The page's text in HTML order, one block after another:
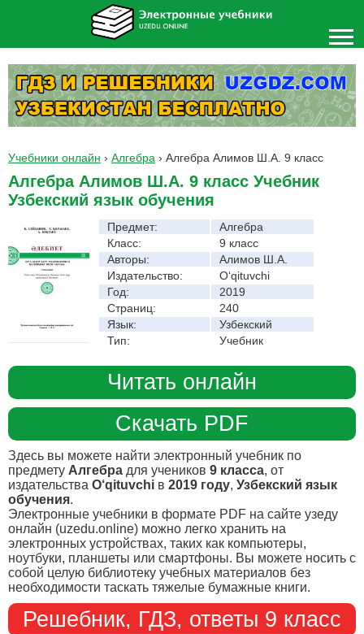
Учебники онлайн › Алгебра › Алгебра Алимов Ш.А. 9 класс
Алгебра Алимов Ш.А. 9 класс Учебник
Узбекский язык обучения
Предмет:
Алгебра
Класс:
9 класс
Авторы:
Алимов Ш.А.
Издательство:
O‘qituvchi
Год:
2019
Страниц:
240
Язык:
Узбекский
Тип:
Учебник
Читать онлайн
Скачать PDF
Здесь вы можете найти электронный учебник по
предмету Алгебра для учеников 9 класса, от
издательства O‘qituvchi в 2019 году, Узбекский язык
обучения.
Электронные учебники в формате PDF на сайте узеду
онлайн (uzedu.online) можно легко хранить на
электронных устройствах, таких как компьютеры,
ноутбуки, планшеты или смартфоны. Вы можете носить с
собой целую библиотеку учебных материалов без
необходимости таскать тяжелые бумажные книги.
Решебник, ГДЗ, ответы 9 класс